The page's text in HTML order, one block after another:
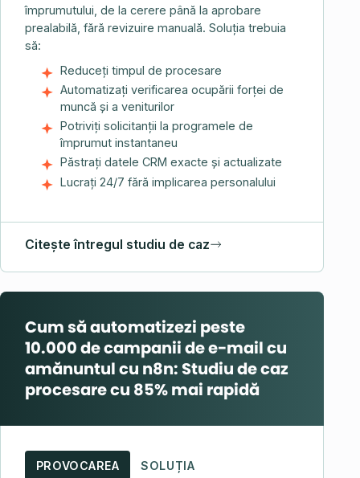
împrumutului, de la cerere până la aprobare
prealabilă, fără revizuire manuală. Soluția trebuia
să:
Reduceți timpul de procesare
Automatizați verificarea ocupării forței de
muncă și a veniturilor
Potriviți solicitanții la programele de
împrumut instantaneu
Păstrați datele CRM exacte și actualizate
Lucrați 24/7 fără implicarea personalului
Citește întregul studiu de caz
Cum să automatizezi peste
10.000 de campanii de e-mail cu
amănuntul cu n8n: Studiu de caz
procesare cu 85% mai rapidă
PROVOCAREA SOLUȚIA